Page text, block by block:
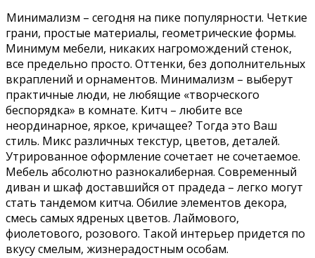
Минимализм – сегодня на пике популярности. Четкие
грани, простые материалы, геометрические формы.
Минимум мебели, никаких нагромождений стенок,
все предельно просто. Оттенки, без дополнительных
вкраплений и орнаментов. Минимализм – выберут
практичные люди, не любящие «творческого
беспорядка» в комнате. Китч – любите все
неординарное, яркое, кричащее? Тогда это Ваш
стиль. Микс различных текстур, цветов, деталей.
Утрированное оформление сочетает не сочетаемое.
Мебель абсолютно разнокалиберная. Современный
диван и шкаф доставшийся от прадеда – легко могут
стать тандемом китча. Обилие элементов декора,
смесь самых ядреных цветов. Лаймового,
фиолетового, розового. Такой интерьер придется по
вкусу смелым, жизнерадостным особам.